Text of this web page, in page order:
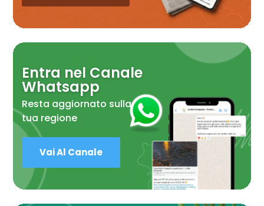
Entra nel Canale
Whatsapp
Resta aggiornato sulla
tua regione
Vai Al Canale